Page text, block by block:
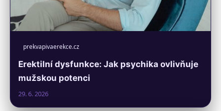
prekvapivaerekce.cz
Erektilní dysfunkce: Jak psychika ovlivňuje
mužskou potenci
29. 6. 2026